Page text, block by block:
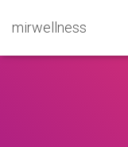
mirwellness